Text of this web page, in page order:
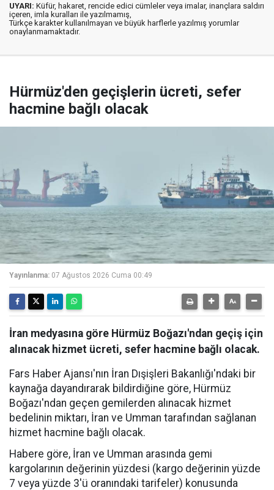
UYARI: Küfür, hakaret, rencide edici cümleler veya imalar, inançlara saldırı
içeren, imla kuralları ile yazılmamış,
Türkçe karakter kullanılmayan ve büyük harflerle yazılmış yorumlar
onaylanmamaktadır.
Hürmüz'den geçişlerin ücreti, sefer
hacmine bağlı olacak
Yayınlanma: 07 Ağustos 2026 Cuma 00:49
İran medyasına göre Hürmüz Boğazı'ndan geçiş için
alınacak hizmet ücreti, sefer hacmine bağlı olacak.
Fars Haber Ajansı'nın İran Dışişleri Bakanlığı'ndaki bir
kaynağa dayandırarak bildirdiğine göre, Hürmüz
Boğazı'ndan geçen gemilerden alınacak hizmet
bedelinin miktarı, İran ve Umman tarafından sağlanan
hizmet hacmine bağlı olacak.
Habere göre, İran ve Umman arasında gemi
kargolarının değerinin yüzdesi (kargo değerinin yüzde
7 veya yüzde 3'ü oranındaki tarifeler) konusunda